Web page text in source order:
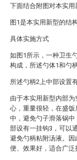
下面结合附图对本实用
图1是本实用新型的结
具体实施方式
如图1所示，一种卫生
构成，所述勺体1和勺
所述勺柄2上中部设置
由于本实用新型内部
心，重量很轻，在盛
中，避免勺子滑落锅
部设有一挂钩3，可以
避免勺柄粘附汤液。
便、效果好，适合广泛